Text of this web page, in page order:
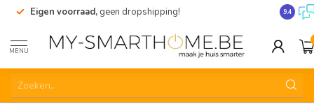
Eigen voorraad, geen dropshipping! 9.4
MENU